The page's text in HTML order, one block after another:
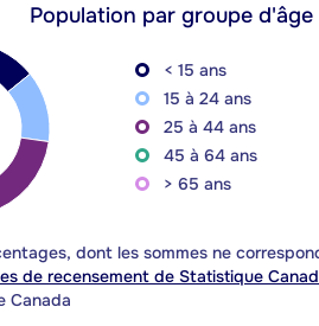
Population par groupe d'âge
< 15 ans
15 à 24 ans
25 à 44 ans
45 à 64 ans
> 65 ans
dont les sommes ne
de recensement de Statistique
Canada